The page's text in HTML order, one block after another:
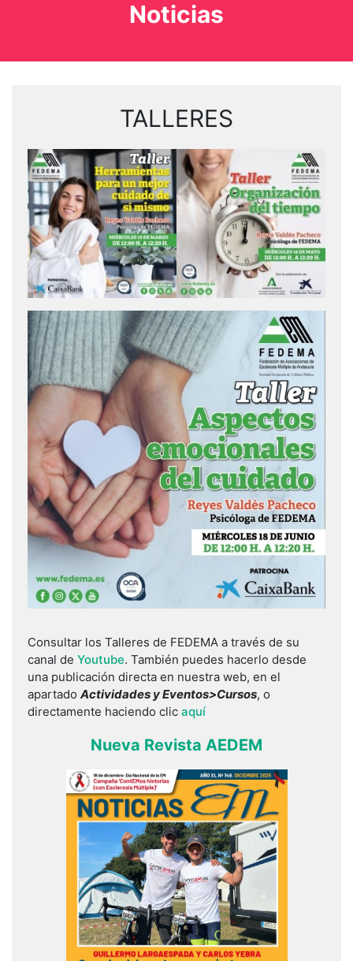
Noticias
TALLERES
Consultar los Talleres de FEDEMA a través de su
canal de Youtube. También puedes hacerlo desde
una publicación directa en nuestra web, en el
apartado Actividades y Eventos>Cursos, o
directamente haciendo clic aquí
Nueva Revista AEDEM